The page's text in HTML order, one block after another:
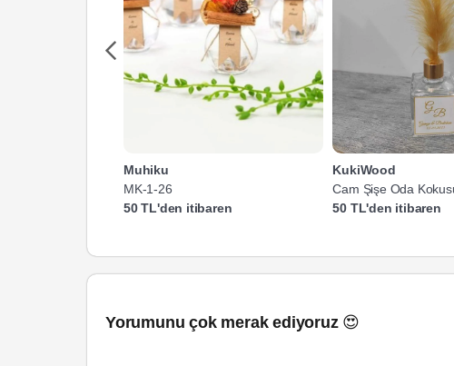
Muhiku
MK-1-26
50 TL'den itibaren
KukiWood
Cam Şişe Oda
50 TL'den itibaren
Yorumunu çok merak ediyoruz 😍